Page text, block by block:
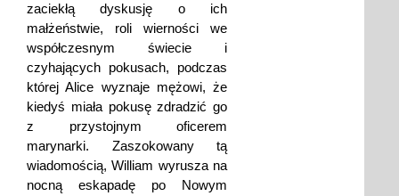
zaciekłą dyskusję o ich
małżeństwie, roli wierności we
współczesnym świecie i
czyhających pokusach, podczas
której Alice wyznaje mężowi, że
kiedyś miała pokusę zdradzić go
z przystojnym oficerem
marynarki. Zaszokowany tą
wiadomością, William wyrusza na
nocną eskapadę po Nowym